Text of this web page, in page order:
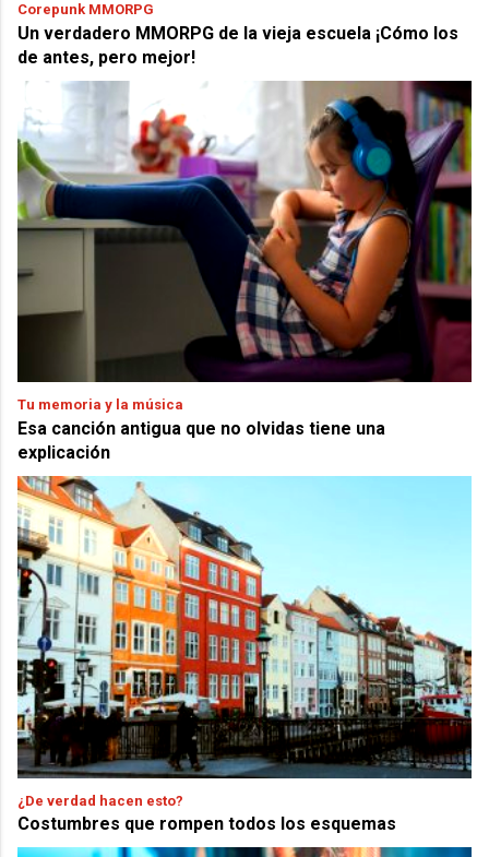
Corepunk MMORPG
Un verdadero MMORPG de la vieja escuela ¡Cómo los
de antes, pero mejor!
Tu memoria y la música
Esa canción antigua que no olvidas tiene una
explicación
¿De verdad hacen esto?
Costumbres que rompen todos los esquemas